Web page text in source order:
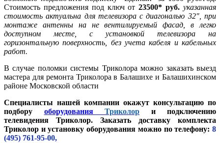
Стоимость предложения под ключ от23500* руб. указанная
стоимость актуальна для телевизора с диагональю 32″, при
монтаже антенны на не вентилируемый фасад, в легко
доступном месте, с установкой телевизора на
горизонтальную поверхность, без учета кабеля и кабельных
работ.
В случае поломки системы Триколора можно заказать выезд
мастера для ремонта Триколора в Балашихе и Балашихинском
районе Московской области
Специалисты нашей компании окажут консультацию по
подбору оборудования Триколор и подключению
телевидения Триколор. Заказать доставку комплекта
Триколор и установку оборудования можно по телефону: 8
(495) 761-95-00,